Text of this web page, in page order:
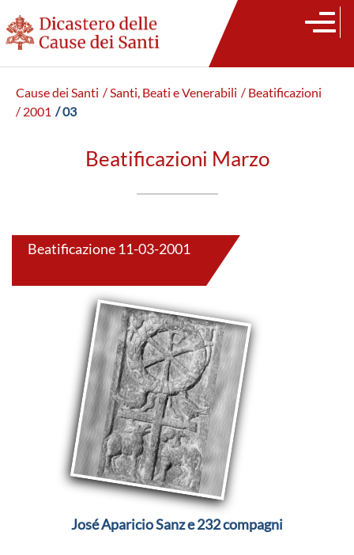
Cause dei Santi / Santi, Beati e Venerabili / Beatificazioni
/ 2001 / 03
Beatificazioni Marzo
Beatificazione 11-03-2001
José Aparicio Sanz e 232 compagni